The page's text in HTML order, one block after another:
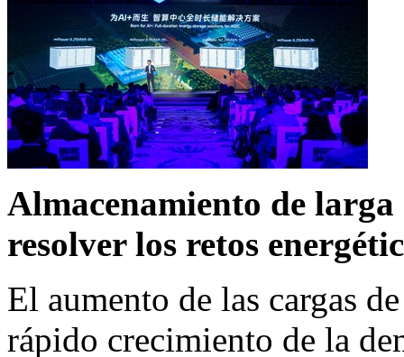
Almacenamiento de
resolver los retos
El aumento de las cargas
rápido crecimiento de la